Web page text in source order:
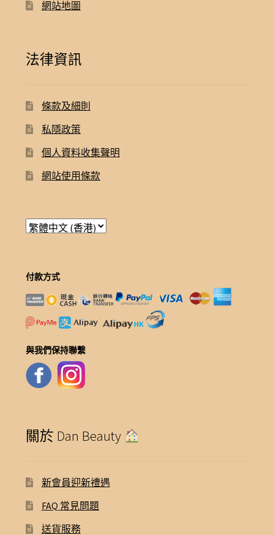
網站地圖
法律資訊
條款及細則
私隱政策
個人資料收集聲明
網站使用條款
付款方式
與我們保持聯繫
關於 Dan Beauty
新會員迎新禮遇
FAQ 常見問題
送貨服務